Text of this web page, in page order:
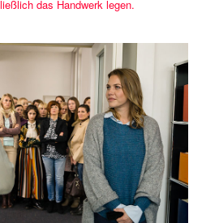
das Handwerk legen.